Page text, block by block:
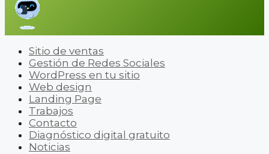
Sitio de ventas
Gestión de Redes Sociales
WordPress en tu sitio
Web design
Landing Page
Trabajos
Contacto
Diagnóstico digital gratuito
Noticias